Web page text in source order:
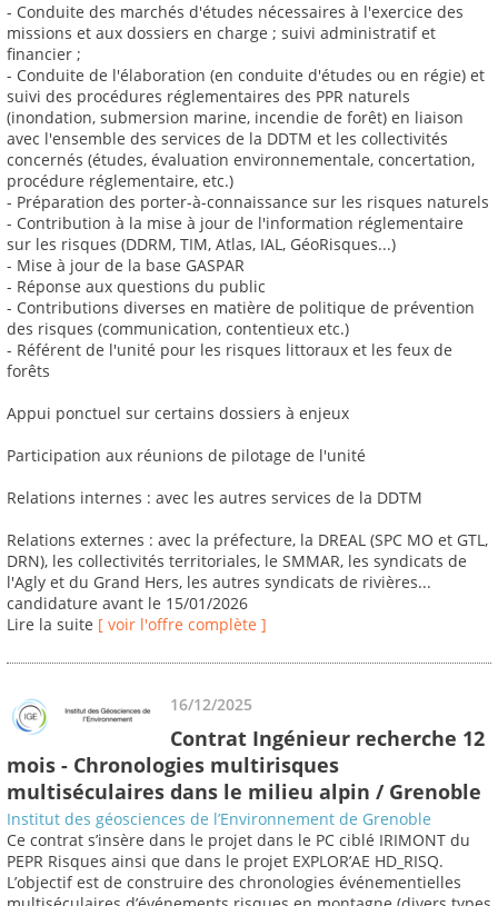
- Conduite des marchés d'études nécessaires à l'exercice des
missions et aux dossiers en charge ; suivi administratif et
financier ;
- Conduite de l'élaboration (en conduite d'études ou en régie) et
suivi des procédures réglementaires des PPR naturels
(inondation, submersion marine, incendie de forêt) en liaison
avec l'ensemble des services de la DDTM et les collectivités
concernés (études, évaluation environnementale, concertation,
procédure réglementaire, etc.)
- Préparation des porter-à-connaissance sur les risques naturels
- Contribution à la mise à jour de l'information réglementaire
sur les risques (DDRM, TIM, Atlas, IAL, GéoRisques...)
- Mise à jour de la base GASPAR
- Réponse aux questions du public
- Contributions diverses en matière de politique de prévention
des risques (communication, contentieux etc.)
- Référent de l'unité pour les risques littoraux et les feux de
forêts
Appui ponctuel sur certains dossiers à enjeux
Participation aux réunions de pilotage de l'unité
Relations internes : avec les autres services de la DDTM
Relations externes : avec la préfecture, la DREAL (SPC MO et GTL,
DRN), les collectivités territoriales, le SMMAR, les syndicats de
l'Agly et du Grand Hers, les autres syndicats de rivières...
candidature avant le 15/01/2026
Lire la suite [ voir l'offre complète ]
16/12/2025
Contrat Ingénieur recherche 12
mois - Chronologies multirisques
multiséculaires dans le milieu alpin / Grenoble
Institut des géosciences de l’Environnement de Grenoble
Ce contrat s’insère dans le projet dans le PC ciblé IRIMONT du
PEPR Risques ainsi que dans le projet EXPLOR’AE HD_RISQ.
L’objectif est de construire des chronologies événementielles